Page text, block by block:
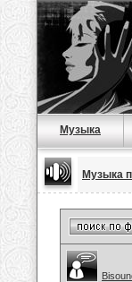
Музыка
Музыка